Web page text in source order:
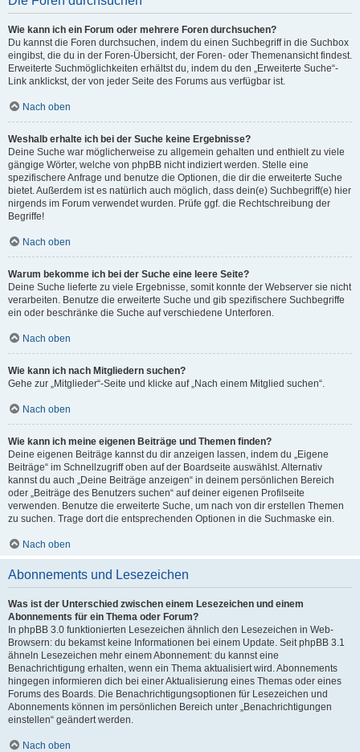
Wie kann ich ein Forum oder mehrere Foren durchsuchen?
Du kannst die Foren durchsuchen, indem du einen Suchbegriff in die Suchbox
eingibst, die du in der Foren-Übersicht, der Foren- oder Themenansicht findest.
Erweiterte Suchmöglichkeiten erhältst du, indem du den „Erweiterte Suche“-
Link anklickst, der von jeder Seite des Forums aus verfügbar ist.
Nach oben
Weshalb erhalte ich bei der Suche keine Ergebnisse?
Deine Suche war möglicherweise zu allgemein gehalten und enthielt zu viele
gängige Wörter, welche von phpBB nicht indiziert werden. Stelle eine
spezifischere Anfrage und benutze die Optionen, die dir die erweiterte Suche
bietet. Außerdem ist es natürlich auch möglich, dass dein(e) Suchbegriff(e) hier
nirgends im Forum verwendet wurden. Prüfe ggf. die Rechtschreibung der
Begriffe!
Nach oben
Warum bekomme ich bei der Suche eine leere Seite?
Deine Suche lieferte zu viele Ergebnisse, somit konnte der Webserver sie nicht
verarbeiten. Benutze die erweiterte Suche und gib spezifischere Suchbegriffe
ein oder beschränke die Suche auf verschiedene Unterforen.
Nach oben
Wie kann ich nach Mitgliedern suchen?
Gehe zur „Mitglieder“-Seite und klicke auf „Nach einem Mitglied suchen“.
Nach oben
Wie kann ich meine eigenen Beiträge und Themen finden?
Deine eigenen Beiträge kannst du dir anzeigen lassen, indem du „Eigene
Beiträge“ im Schnellzugriff oben auf der Boardseite auswählst. Alternativ
kannst du auch „Deine Beiträge anzeigen“ in deinem persönlichen Bereich
oder „Beiträge des Benutzers suchen“ auf deiner eigenen Profilseite
verwenden. Benutze die erweiterte Suche, um nach von dir erstellen Themen
zu suchen. Trage dort die entsprechenden Optionen in die Suchmaske ein.
Nach oben
Abonnements und Lesezeichen
Was ist der Unterschied zwischen einem Lesezeichen und einem
Abonnements für ein Thema oder Forum?
In phpBB 3.0 funktionierten Lesezeichen ähnlich den Lesezeichen in Web-
Browsern: du bekamst keine Informationen bei einem Update. Seit phpBB 3.1
ähneln Lesezeichen mehr einem Abonnement: du kannst eine
Benachrichtigung erhalten, wenn ein Thema aktualisiert wird. Abonnements
hingegen informieren dich bei einer Aktualisierung eines Themas oder eines
Forums des Boards. Die Benachrichtigungsoptionen für Lesezeichen und
Abonnements können im persönlichen Bereich unter „Benachrichtigungen
einstellen“ geändert werden.
Nach oben